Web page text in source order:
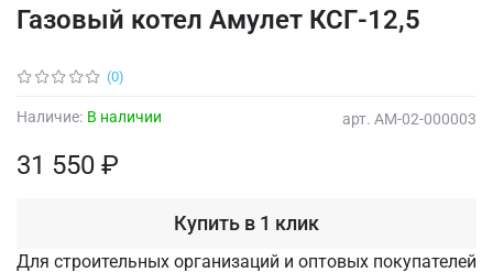
(0)
арт. AM-02-000003
Наличие: В наличии
Газовый котел Амулет КСГ-12,5
31 550 ₽
Купить в 1 клик
Для строительных организаций и оптовых покупателей